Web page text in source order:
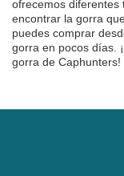
ofrecemos diferentes
encontrar la gorra
puedes comprar
gorra en pocos días.
gorra de Caphunters!